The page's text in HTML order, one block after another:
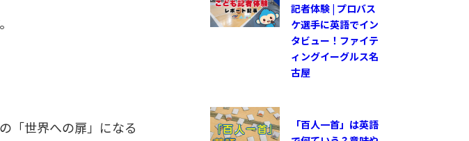
「世界への扉」になる
記者体験 | プロバス
ケ選手に英語でイン
タビュー！ファイテ
ィングイーグルス名
古屋
「百人一首」は英語